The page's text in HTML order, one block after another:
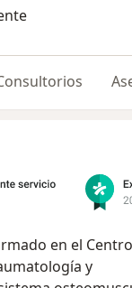
en el Centro
y